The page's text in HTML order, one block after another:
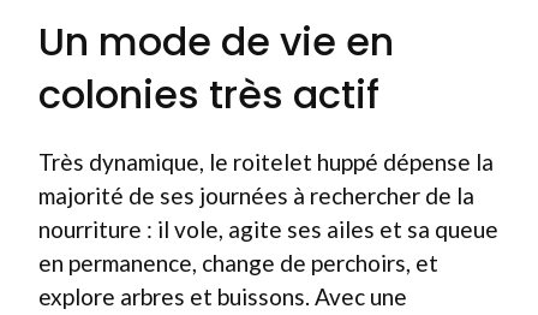
Un mode de vie en
colonies très actif
Très dynamique, le roitelet huppé dépense la
majorité de ses journées à rechercher de la
nourriture : il vole, agite ses ailes et sa queue
en permanence, change de perchoirs, et
explore arbres et buissons. Avec une